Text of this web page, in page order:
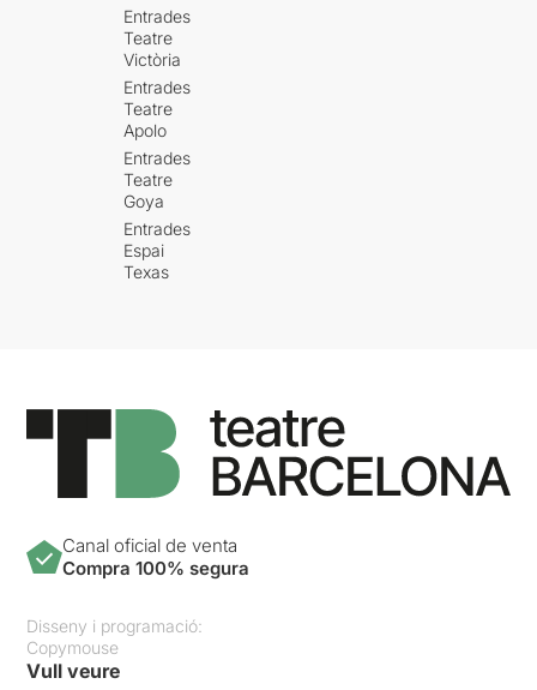
Entrades
Teatre
Victòria
Entrades
Teatre
Apolo
Entrades
Teatre
Goya
Entrades
Espai
Texas
Canal oficial de venta
Compra 100% segura
Disseny i programació:
Copymouse
Vull veure